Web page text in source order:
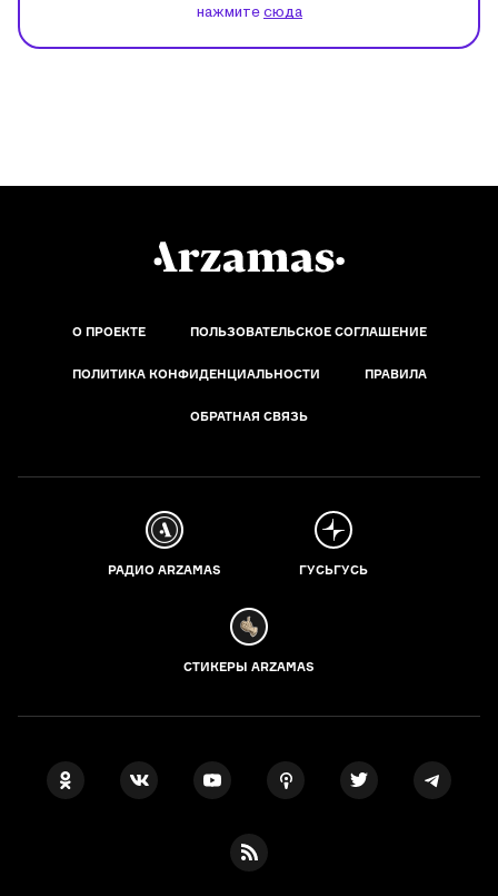
нажмите сюда
О ПРОЕКТЕ ПОЛЬЗОВАТЕЛЬСКОЕ СОГЛАШЕНИЕ
ПОЛИТИКА КОНФИДЕНЦИАЛЬНОСТИ ПРАВИЛА
ОБРАТНАЯ СВЯЗЬ
РАДИО ARZAMAS ГУСЬГУСЬ
СТИКЕРЫ ARZAMAS